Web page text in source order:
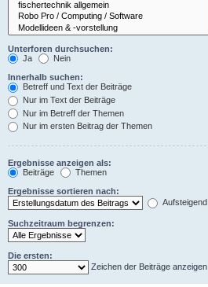
Unterforen durchsuchen:
Ja
Nein
Innerhalb suchen:
Betreff und Text der Beiträge
Nur im Text der Beiträge
Nur im Betreff der Themen
Nur im ersten Beitrag der Themen
Ergebnisse anzeigen als:
Beiträge
Themen
Ergebnisse sortieren nach:
Aufsteigend
Suchzeitraum begrenzen:
Die ersten:
Zeichen der Beiträge anzeigen